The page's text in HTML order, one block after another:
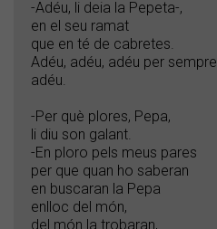
-Adéu, li deia la Pepeta-,
en el seu ramat
que en té de cabretes.
Adéu, adéu, adéu per sempre
adéu.
-Per què plores, Pepa,
li diu son galant.
-En ploro pels meus pares
per que quan ho saberan
en buscaran la Pepa
enlloc del món,
del món la trobaran,